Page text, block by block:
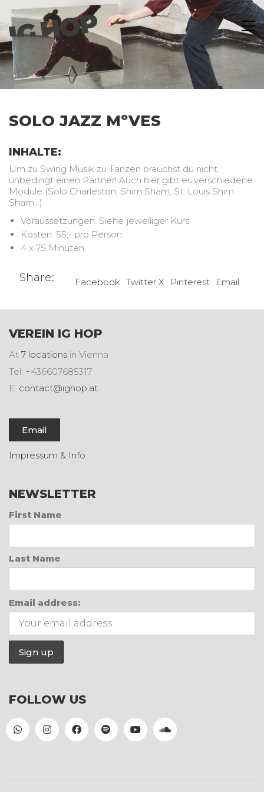
SOLO JAZZ MºVES
INHALTE:
Um zu Swing Musik zu Tanzen brauchst du nicht
unbedingt einen Partner! Auch hier gibt es verschiedene
Module (Solo Charleston, Shim Sham, St. Louis Shim
Sham,..)
Voraussetzungen: Siehe jeweiliger Kurs
Kosten: 55,- pro Person
4 x 75 Minuten.
Share: Facebook Twitter X Pinterest Email
VEREIN IG HOP
At 7 locations in Vienna
Tel: +436607685317
E: contact@ighop.at
Email
Impressum & Info
NEWSLETTER
First Name
Last Name
Email address:
FOLLOW US